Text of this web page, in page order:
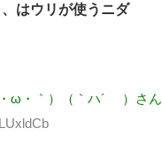
はウリが使うニダ
・ω・｀）（｀ハ´ ）さん